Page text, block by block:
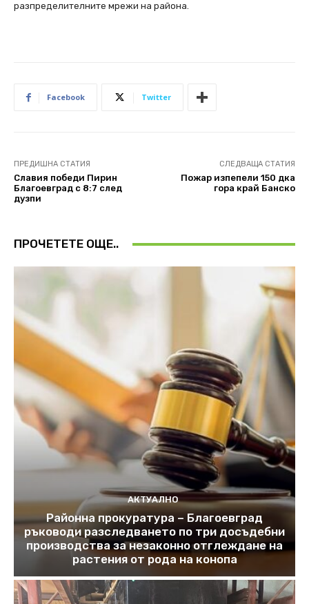
разпределителните мрежи на района.
Facebook Twitter
ПРЕДИШНА СТАТИЯ
Славия победи Пирин
Благоевград с 8:7 след
дузпи
СЛЕДВАЩА СТАТИЯ
Пожар изпепели 150 дка
гора край Банско
ПРОЧЕТЕТЕ ОЩЕ..
АКТУАЛНО
Районна прокуратура – Благоевград
ръководи разследването по три досъдебни
производства за незаконно отглеждане на
растения от рода на конопа